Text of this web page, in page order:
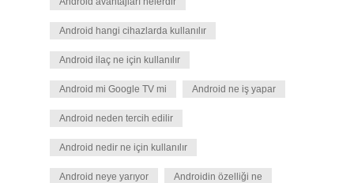
Android hangi cihazlarda kullanılır
Android ilaç ne için kullanılır
Android mi Google TV mi Android ne iş yapar
Android neden tercih edilir
Android nedir ne için kullanılır
Android neye yarıyor Androidin özelliği ne